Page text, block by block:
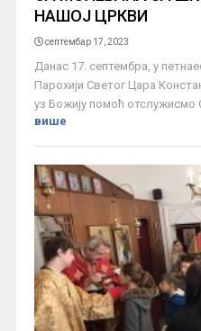
НАШОЈ ЦРКВИ
септембар 17, 2023
Данас 17. септембра, у
Парохији Светог Цара
уз Божију помоћ отслужисмо
више